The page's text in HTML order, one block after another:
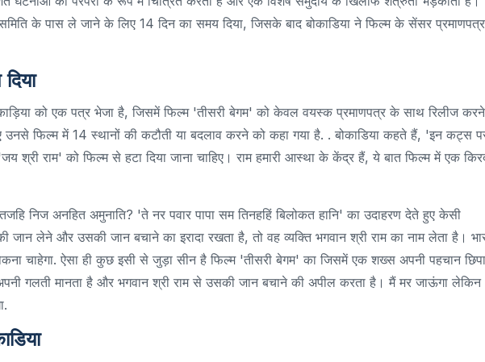
समिति के पास ले जाने के लिए 14 दिन का समय दिया, जिसके बाद बोकाडिया ने फिल्म के सेंसर
को एक पत्र भेजा है, जिसमें फिल्म 'तीसरी बेगम' को केवल वयस्क प्रमाणपत्र के साथ रिलीज
उनसे फिल्म में 14 स्थानों की कटौती या बदलाव करने को कहा गया है. . बोकाडिया कहते हैं, 'इन कट्स
श्री राम' को फिल्म से हटा दिया जाना चाहिए। राम हमारी आस्था के केंद्र हैं, ये बात फिल्म में एक
निज अनहित अमुनाति? 'ते नर पवार पापा सम तिनहहिं बिलोकत हानि' का उदाहरण देते हुए केसी
जान लेने और उसकी जान बचाने का इरादा रखता है, तो वह व्यक्ति भगवान श्री राम का नाम लेता है।
चाहेगा. ऐसा ही कुछ इसी से जुड़ा सीन है फिल्म 'तीसरी बेगम' का जिसमें एक शख्स अपनी पहचान
गलती मानता है और भगवान श्री राम से उसकी जान बचाने की अपील करता है। मैं मर जाऊंगा लेकिन